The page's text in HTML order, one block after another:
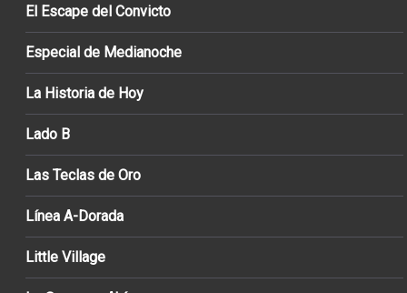
El Escape del Convicto
Especial de Medianoche
La Historia de Hoy
Lado B
Las Teclas de Oro
Línea A-Dorada
Little Village